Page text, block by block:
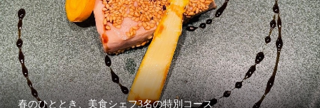
春のひととき、美食シェフ3名の特別コース